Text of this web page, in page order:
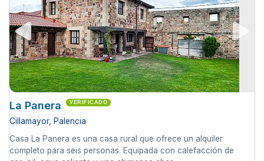
La Panera VERIFICADO
Cillamayor, Palencia
Casa La Panera es una casa rural que ofrece un alquiler
completo para seis personas. Equipada con calefacción de